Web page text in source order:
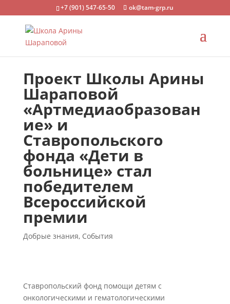
+7 (901) 547-65-50 ok@tam-grp.ru
Проект Школы Арины
Шараповой
«Артмедиаобразован
ие» и
Ставропольского
фонда «Дети в
больнице» стал
победителем
Всероссийской
премии
Добрые знания, События
Ставропольский фонд помощи детям с
онкологическими и гематологическими